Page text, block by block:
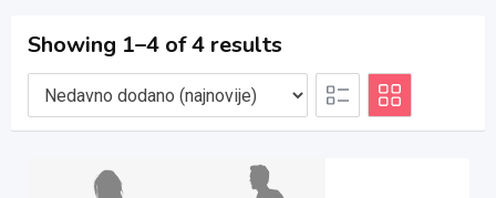
Showing 1–4 of 4 results